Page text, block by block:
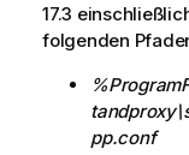
17.3
folgenden
pp.conf